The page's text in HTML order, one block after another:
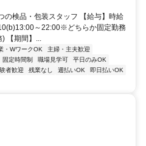
の検品・包装スタッフ 【給与】時給
～22:00※どちらか固定勤務
) 【期間】...
・WワークOK
主婦・主夫歓迎
固定時間制 職場見学可
平日のみOK
者歓迎 残業なし 週払いOK
即日払いOK